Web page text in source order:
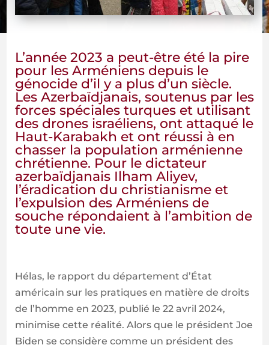
L’année 2023 a peut-être été la pire
pour les Arméniens depuis le
génocide d’il y a plus d’un siècle.
Les Azerbaïdjanais, soutenus par les
forces spéciales turques et utilisant
des drones israéliens, ont attaqué le
Haut-Karabakh et ont réussi à en
chasser la population arménienne
chrétienne. Pour le dictateur
azerbaïdjanais Ilham Aliyev,
l’éradication du christianisme et
l’expulsion des Arméniens de
souche répondaient à l’ambition de
toute une vie.
Hélas, le rapport du département d’État
américain sur les pratiques en matière de droits
de l’homme en 2023, publié le 22 avril 2024,
minimise cette réalité. Alors que le président Joe
Biden se considère comme un président des